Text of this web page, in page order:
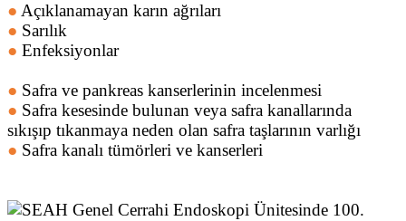
● Açıklanamayan karın ağrıları
● Sarılık
● Enfeksiyonlar
● Safra ve pankreas kanserlerinin incelenmesi
● Safra kesesinde bulunan veya safra kanallarında
sıkışıp tıkanmaya neden olan safra taşlarının varlığı
● Safra kanalı tümörleri ve kanserleri